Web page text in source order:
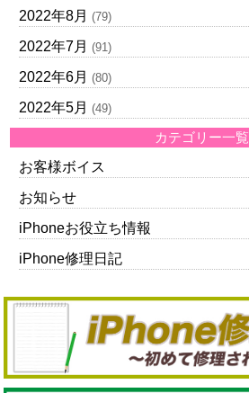
2022年8月 (79)
2022年7月 (91)
2022年6月 (80)
2022年5月 (49)
カテゴリー一覧
お客様ボイス
お知らせ
iPhoneお役立ち情報
iPhone修理日記